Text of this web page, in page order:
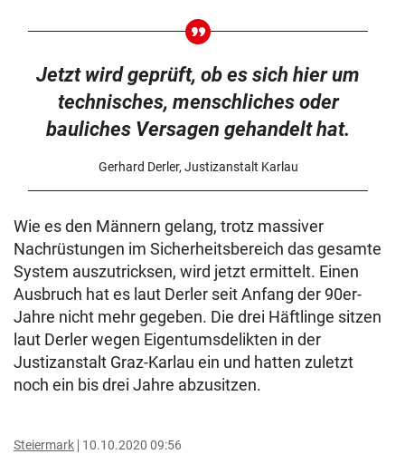
Jetzt wird geprüft, ob es sich hier um
technisches, menschliches oder
bauliches Versagen gehandelt hat.
Gerhard Derler, Justizanstalt Karlau
Wie es den Männern gelang, trotz massiver
Nachrüstungen im Sicherheitsbereich das gesamte
System auszutricksen, wird jetzt ermittelt. Einen
Ausbruch hat es laut Derler seit Anfang der 90er-
Jahre nicht mehr gegeben. Die drei Häftlinge sitzen
laut Derler wegen Eigentumsdelikten in der
Justizanstalt Graz-Karlau ein und hatten zuletzt
noch ein bis drei Jahre abzusitzen.
Steiermark 10.10.2020 09:56